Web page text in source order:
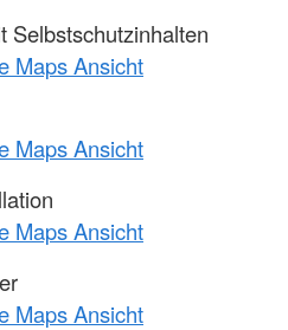
Selbstschutzinhalten
Maps Ansicht
Maps Ansicht
Maps Ansicht
Maps Ansicht